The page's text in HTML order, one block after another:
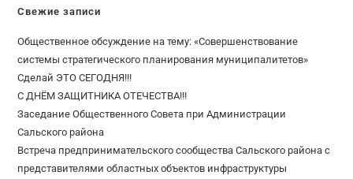
Свежие записи
Общественное обсуждение на тему: «Совершенствование
системы стратегического планирования муниципалитетов»
Сделай ЭТО СЕГОДНЯ!!!
С ДНЁМ ЗАЩИТНИКА ОТЕЧЕСТВА!!!
Заседание Общественного Совета при Администрации
Сальского района
Встреча предпринимательского сообщества Сальского района с
представителями областных объектов инфраструктуры